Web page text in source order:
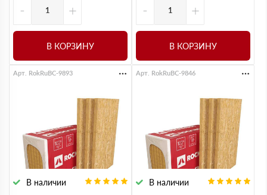
- +
В КОРЗИНУ
- +
В КОРЗИНУ
В наличии
Арт. RokRuBC-9893
В наличии
Арт. RokRuBC-9846